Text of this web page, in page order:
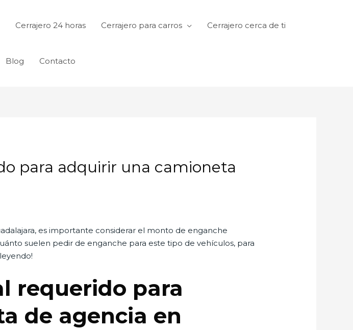
Cerrajero 24 horas Cerrajero para carros Cerrajero cerca de ti
Blog Contacto
para adquirir una camioneta
es importante considerar el monto de enganche
suelen pedir de enganche para este tipo de vehículos, para
requerido para
de agencia en